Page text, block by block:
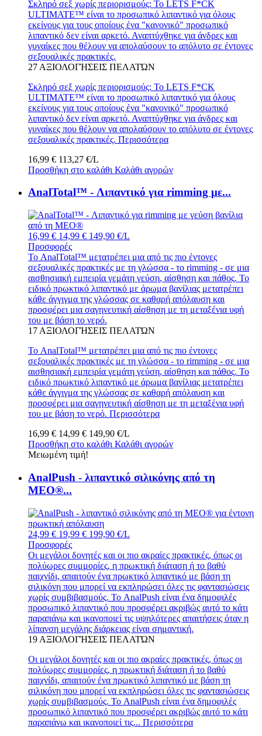
Σκληρό σεξ χωρίς περιορισμούς: Το LETS F*CK
ULTIMATE™ είναι το προσωπικό λιπαντικό για όλους
εκείνους για τους οποίους ένα "κανονικό" προσωπικό
λιπαντικό δεν είναι αρκετό. Αναπτύχθηκε για άνδρες και
γυναίκες που θέλουν να απολαύσουν το απόλυτο σε έντονες
σεξουαλικές πρακτικές.
27 ΑΞΙΟΛΟΓΉΣΕΙΣ ΠΕΛΑΤΏΝ
Σκληρό σεξ χωρίς περιορισμούς: Το LETS F*CK
ULTIMATE™ είναι το προσωπικό λιπαντικό για όλους
εκείνους για τους οποίους ένα "κανονικό" προσωπικό
λιπαντικό δεν είναι αρκετό. Αναπτύχθηκε για άνδρες και
γυναίκες που θέλουν να απολαύσουν το απόλυτο σε έντονες
σεξουαλικές πρακτικές. Περισσότερα
16,99 € 113,27 €/L
Προσθήκη στο καλάθι Καλάθι αγορών
AnalTotal™ - Λιπαντικό για rimming με...
16,99 € 14,99 € 149,90 €/L
Προσφορές
Το AnalTotal™ μετατρέπει μια από τις πιο έντονες
σεξουαλικές πρακτικές με τη γλώσσα - το rimming - σε μια
αισθησιακή εμπειρία γεμάτη γεύση, αίσθηση και πάθος. Το
ειδικό πρωκτικό λιπαντικό με άρωμα βανίλιας μετατρέπει
κάθε άγγιγμα της γλώσσας σε καθαρή απόλαυση και
προσφέρει μια σαγηνευτική αίσθηση με τη μεταξένια υφή
του με βάση το νερό.
17 ΑΞΙΟΛΟΓΉΣΕΙΣ ΠΕΛΑΤΏΝ
Το AnalTotal™ μετατρέπει μια από τις πιο έντονες
σεξουαλικές πρακτικές με τη γλώσσα - το rimming - σε μια
αισθησιακή εμπειρία γεμάτη γεύση, αίσθηση και πάθος. Το
ειδικό πρωκτικό λιπαντικό με άρωμα βανίλιας μετατρέπει
κάθε άγγιγμα της γλώσσας σε καθαρή απόλαυση και
προσφέρει μια σαγηνευτική αίσθηση με τη μεταξένια υφή
του με βάση το νερό. Περισσότερα
16,99 € 14,99 € 149,90 €/L
Προσθήκη στο καλάθι Καλάθι αγορών
Μειωμένη τιμή!
AnalPush - λιπαντικό σιλικόνης από τη
MEO®...
24,99 € 19,99 € 199,90 €/L
Προσφορές
Οι μεγάλοι δονητές και οι πιο ακραίες πρακτικές, όπως οι
πολύωρες συμμορίες, η πρωκτική διάταση ή το βαθύ
παιχνίδι, απαιτούν ένα πρωκτικό λιπαντικό με βάση τη
σιλικόνη που μπορεί να εκπληρώσει όλες τις φαντασιώσεις
χωρίς συμβιβασμούς. Το AnalPush είναι ένα δημοφιλές
προσωπικό λιπαντικό που προσφέρει ακριβώς αυτό το κάτι
παραπάνω και ικανοποιεί τις υψηλότερες απαιτήσεις όταν η
λίπανση μεγάλης διάρκειας είναι σημαντική.
19 ΑΞΙΟΛΟΓΉΣΕΙΣ ΠΕΛΑΤΏΝ
Οι μεγάλοι δονητές και οι πιο ακραίες πρακτικές, όπως οι
πολύωρες συμμορίες, η πρωκτική διάταση ή το βαθύ
παιχνίδι, απαιτούν ένα πρωκτικό λιπαντικό με βάση τη
σιλικόνη που μπορεί να εκπληρώσει όλες τις φαντασιώσεις
χωρίς συμβιβασμούς. Το AnalPush είναι ένα δημοφιλές
προσωπικό λιπαντικό που προσφέρει ακριβώς αυτό το κάτι
παραπάνω και ικανοποιεί τις... Περισσότερα